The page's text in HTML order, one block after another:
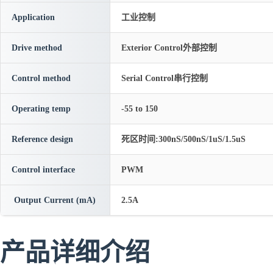
Application 工业控制
Drive method Exterior Control外部控制
Control method Serial Control串行控制
Operating temp -55 to 150
Reference design 死区时间:300nS/500nS/1uS/1.5uS
Control interface PWM
Output Current (mA) 2.5A
产品详细介绍